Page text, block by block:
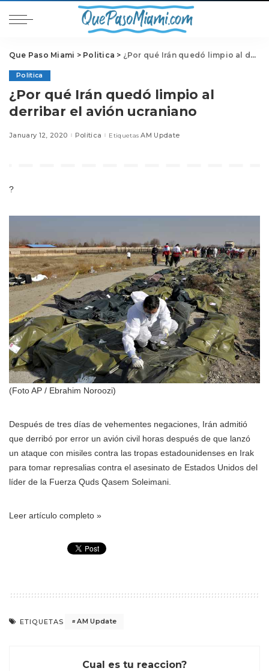
Que Paso Miami > Politica > ¿Por qué Irán quedó limpio al derribar el avión ucraniano
Politica
¿Por qué Irán quedó limpio al
derribar el avión ucraniano
January 12, 2020 Politica Etiquetas AM Update
?
(Foto AP / Ebrahim Noroozi)
Después de tres días de vehementes negaciones, Irán admitió
que derribó por error un avión civil horas después de que lanzó
un ataque con misiles contra las tropas estadounidenses en Irak
para tomar represalias contra el asesinato de Estados Unidos del
líder de la Fuerza Quds Qasem Soleimani.
Leer artículo completo »
ETIQUETAS AM Update
Cual es tu reaccion?